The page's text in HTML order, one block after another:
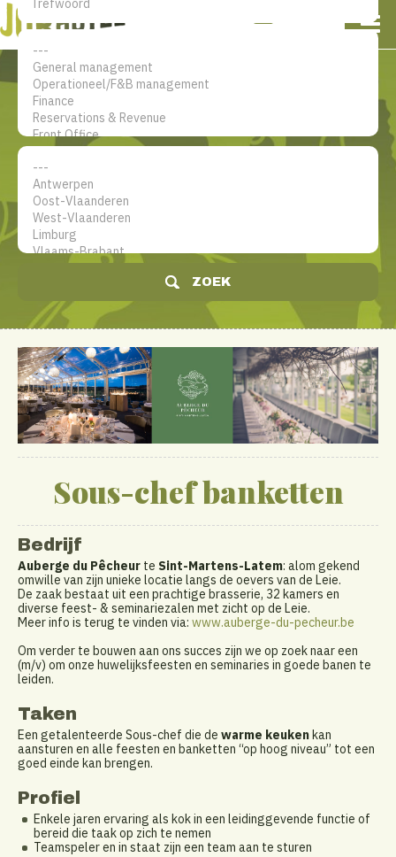
De jobsite voor hotel
professionals
ZOEK
Sous-chef banketten
Bedrijf
Auberge du Pêcheur te Sint-Martens-Latem: alom gekend
omwille van zijn unieke locatie langs de oevers van de Leie.
De zaak bestaat uit een prachtige brasserie, 32 kamers en
diverse feest- & seminariezalen met zicht op de Leie.
Meer info is terug te vinden via: www.auberge-du-pecheur.be
Om verder te bouwen aan ons succes zijn we op zoek naar een
(m/v) om onze huwelijksfeesten en seminaries in goede banen te
leiden.
Taken
Een getalenteerde Sous-chef die de warme keukenkan
aansturen en alle feesten en banketten “op hoog niveau” tot een
goed einde kan brengen.
Profiel
Enkele jaren ervaring als kok in een leidinggevende functie of
bereid die taak op zich te nemen
Teamspeler en in staat zijn een team aan te sturen